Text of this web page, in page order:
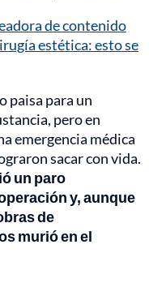
de contenido
estética: esto se
paisa para un
pero en
emergencia médica
sacar con vida.
un paro
y, aunque
de
murió en el